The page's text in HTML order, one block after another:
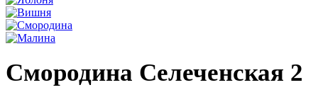
Смородина Селеченская 2